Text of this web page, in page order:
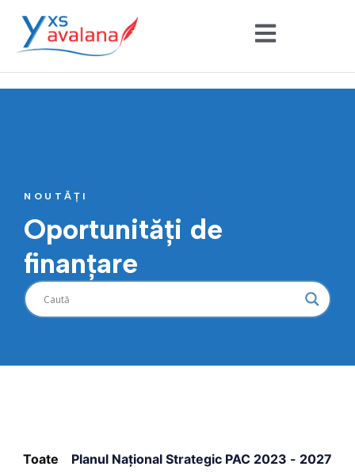
NOUTĂȚI
Oportunități de
finanțare
Planul Național Strategic PAC 2023 - 2027
Toate